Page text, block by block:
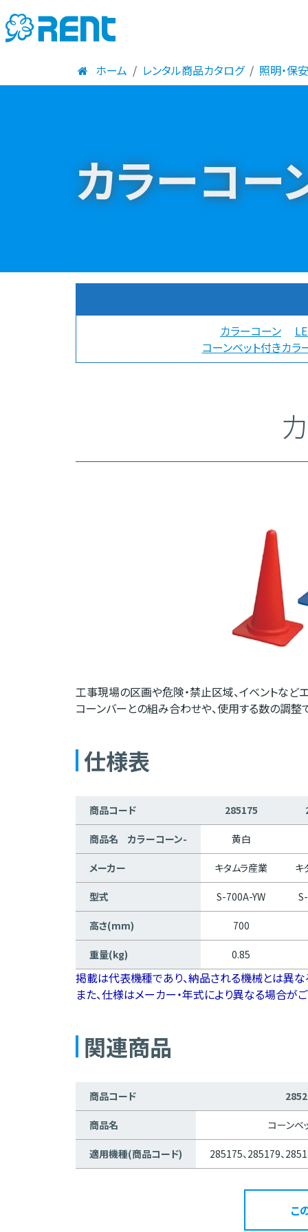
ホーム レンタル商品カタログ 照明・保
カラーコー
カラーコーン
コーンベット付きカラ
工事現場の区画や危険・禁止区域、イベントなど
コーンバーとの組み合わせや、使用する数の調整
仕様表
商品コード 285175
商品名 カラーコーン- 黄白
メーカー キタムラ産業 キ
型式 S-700A-YW
高さ(mm) 700
重量(kg) 0.85
掲載は代表機種であり、納品される機械とは異な
また、仕様はメーカー・年式により異なる場合がご
関連商品
商品コード
商品名 コーンベ
適用機種(商品コード) 285175、285179、
こ